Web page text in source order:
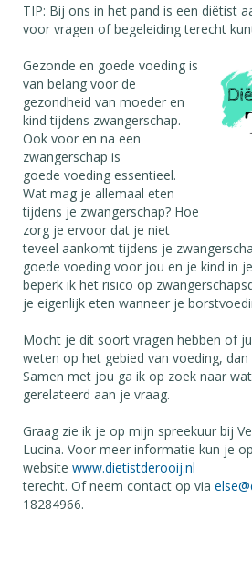
TIP: Bij ons in het pand is een diëtist
voor vragen of begeleiding terecht
Gezonde en goede voeding is
van belang voor de
gezondheid van moeder en
kind tijdens zwangerschap.
Ook voor en na een
zwangerschap is
goede voeding essentieel.
Wat mag je allemaal eten
tijdens je zwangerschap? Hoe
zorg je ervoor dat je niet
teveel aankomt tijdens je
goede voeding voor jou en je kind in
beperk ik het risico op
je eigenlijk eten wanneer je
Mocht je dit soort vragen hebben of
weten op het gebied van voeding,
Samen met jou ga ik op zoek naar
gerelateerd aan je vraag.
Graag zie ik je op mijn spreekuur bij
Lucina. Voor meer informatie kun je
website www.dietistderooij.nl
terecht. Of neem contact op via
18284966.